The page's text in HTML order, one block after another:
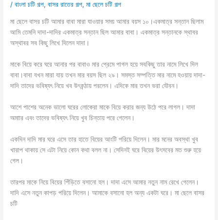
/বাংলা চটি গল্প,বাসর রাতের গল্প,মা ছেলে চটি গল্প
মা ছেলে বাসর চটি আমার বাবা মারা যাওয়ার সময় আমার বয়স ১০।একমাত্র সন্তান ছিলাম
আমি তেমনি দাদা-দাদির একমাত্র সন্তান ছিল আমার বাবা। একমাত্র সন্তানকে স্থাবর
অস্থাবর সব কিছু লিখে দিলেন দাদা।
মাকে বিয়ে করে ঘরে আনার পর বাবাও মার প্রেমে পাগল হয়ে সবকিছু তার নামে লিখে দিল
বাবা।বাবা যখন মারা যায় তখন মার বয়স ছিল ২৯। সমস্ত সম্পত্তি মার নামে হওয়ায় দাদা-
দাদি তাদের ভবিষ্যৎ নিয়ে খব উৎকন্ঠায় পরলেন। এদিকে মার তখন ভরা যৌবন।
আশে পাশের অনেক ভালো ঘরের লোকেরা মাকে বিয়ে করার জন্য উঠে পরে লাগল। দাদা
অমাার এবং তাদের ভবিষ্যৎ নিয়ে খুব চিন্তায় পরে গেলেন।
একদিন দাদি মার ঘরে এসে তার হাতে বিয়ের আংটি পরিয়ে দিলেন। মার মনের অবস্থা খুব
খারাপ থাকায় সে এটা নিয়ে কোন কথা বলল না। সেদিনই ঘরে বিয়ের উৎসবের মত শুরু হয়ে
গেল।
তারপর মাকে নিয়ে বিয়ের পিঁড়িতে বসানো হল। দাদা এসে আমার নতুন নাম রেখে গেলেন।
দাদি এসে নতুন কাপড় পরিয়ে দিলেন। আমাকে বসানো হল অন্য একটা ঘরে। মা ছেলে বাসর
চটি